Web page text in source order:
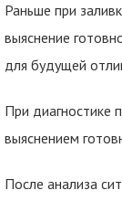
Раньше при
выяснение
для будущей
При диагностике
выяснением
После анализа